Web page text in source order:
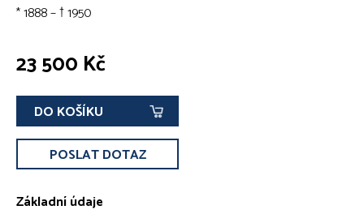
* 1888 – † 1950
23 500 Kč
DO KOŠÍKU
POSLAT DOTAZ
Základní údaje